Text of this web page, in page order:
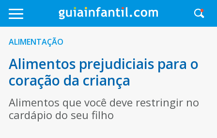
ALIMENTAÇÃO
Alimentos prejudiciais para o
coração da criança
Alimentos que você deve restringir no
cardápio do seu filho